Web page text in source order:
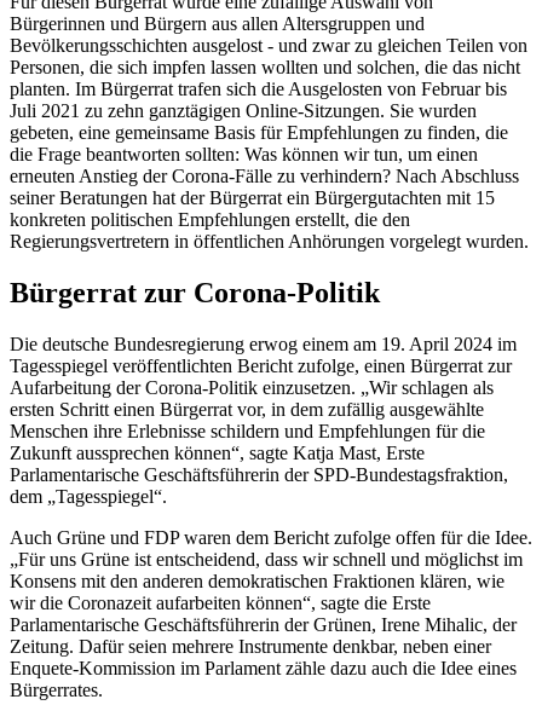
Bürgerinnen und Bürgern aus allen Altersgruppen und
Bevölkerungsschichten ausgelost - und zwar zu gleichen Teilen von
Personen, die sich impfen lassen wollten und solchen, die das nicht
planten. Im Bürgerrat trafen sich die Ausgelosten von Februar bis
Juli 2021 zu zehn ganztägigen Online-Sitzungen. Sie wurden
gebeten, eine gemeinsame Basis für Empfehlungen zu finden, die
die Frage beantworten sollten: Was können wir tun, um einen
erneuten Anstieg der Corona-Fälle zu verhindern? Nach Abschluss
seiner Beratungen hat der Bürgerrat ein Bürgergutachten mit 15
konkreten politischen Empfehlungen erstellt, die den
Regierungsvertretern in öffentlichen Anhörungen vorgelegt wurden.
Bürgerrat zur Corona-Politik
Die deutsche Bundesregierung erwog einem am 19. April 2024 im
Tagesspiegel veröffentlichten Bericht zufolge, einen Bürgerrat zur
Aufarbeitung der Corona-Politik einzusetzen. „Wir schlagen als
ersten Schritt einen Bürgerrat vor, in dem zufällig ausgewählte
Menschen ihre Erlebnisse schildern und Empfehlungen für die
Zukunft aussprechen können“, sagte Katja Mast, Erste
Parlamentarische Geschäftsführerin der SPD-Bundestagsfraktion,
dem „Tagesspiegel“.
Auch Grüne und FDP waren dem Bericht zufolge offen für die Idee.
„Für uns Grüne ist entscheidend, dass wir schnell und möglichst im
Konsens mit den anderen demokratischen Fraktionen klären, wie
wir die Coronazeit aufarbeiten können“, sagte die Erste
Parlamentarische Geschäftsführerin der Grünen, Irene Mihalic, der
Zeitung. Dafür seien mehrere Instrumente denkbar, neben einer
Enquete-Kommission im Parlament zähle dazu auch die Idee eines
Bürgerrates.